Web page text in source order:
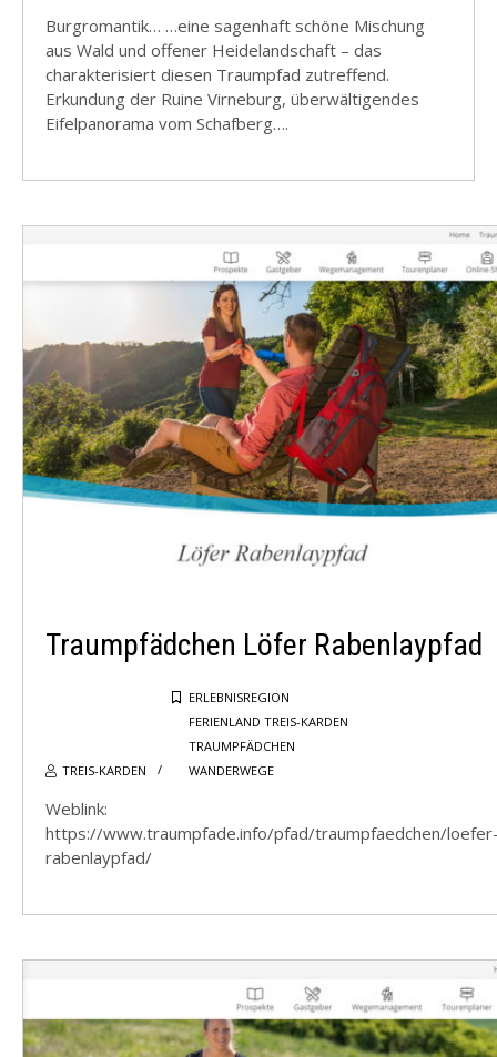
Burgromantik… …eine sagenhaft schöne Mischung
aus Wald und offener Heidelandschaft – das
charakterisiert diesen Traumpfad zutreffend.
Erkundung der Ruine Virneburg, überwältigendes
Eifelpanorama vom Schafberg….
WEITERE INFOS
Traumpfädchen Löfer Rabenlaypfad
TREIS-KARDEN
ERLEBNISREGION
FERIENLAND TREIS-KARDEN
TRAUMPFÄDCHEN
WANDERWEGE
Weblink:
https://www.traumpfade.info/pfad/traumpfaedchen/
rabenlaypfad/